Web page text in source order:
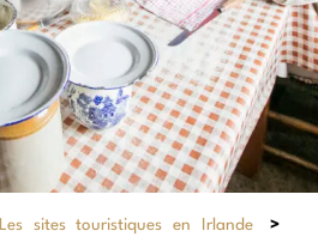
Les sites touristiques en Irlande
>